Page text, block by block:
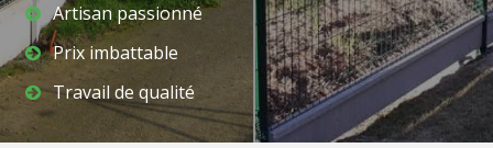
Artisan passionné
Prix imbattable
Travail de qualité